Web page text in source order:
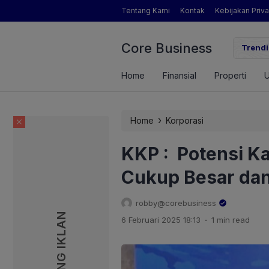
Tentang Kami Kontak Kebijakan
Core Business
Pertanian yang Dimaksud Mentan Amran?
Home Finansial Properti
Home › Korporasi
KKP : Potensi
Cukup Besar
robby@corebusiness
6 Februari 2025 18:13 . 1 min read